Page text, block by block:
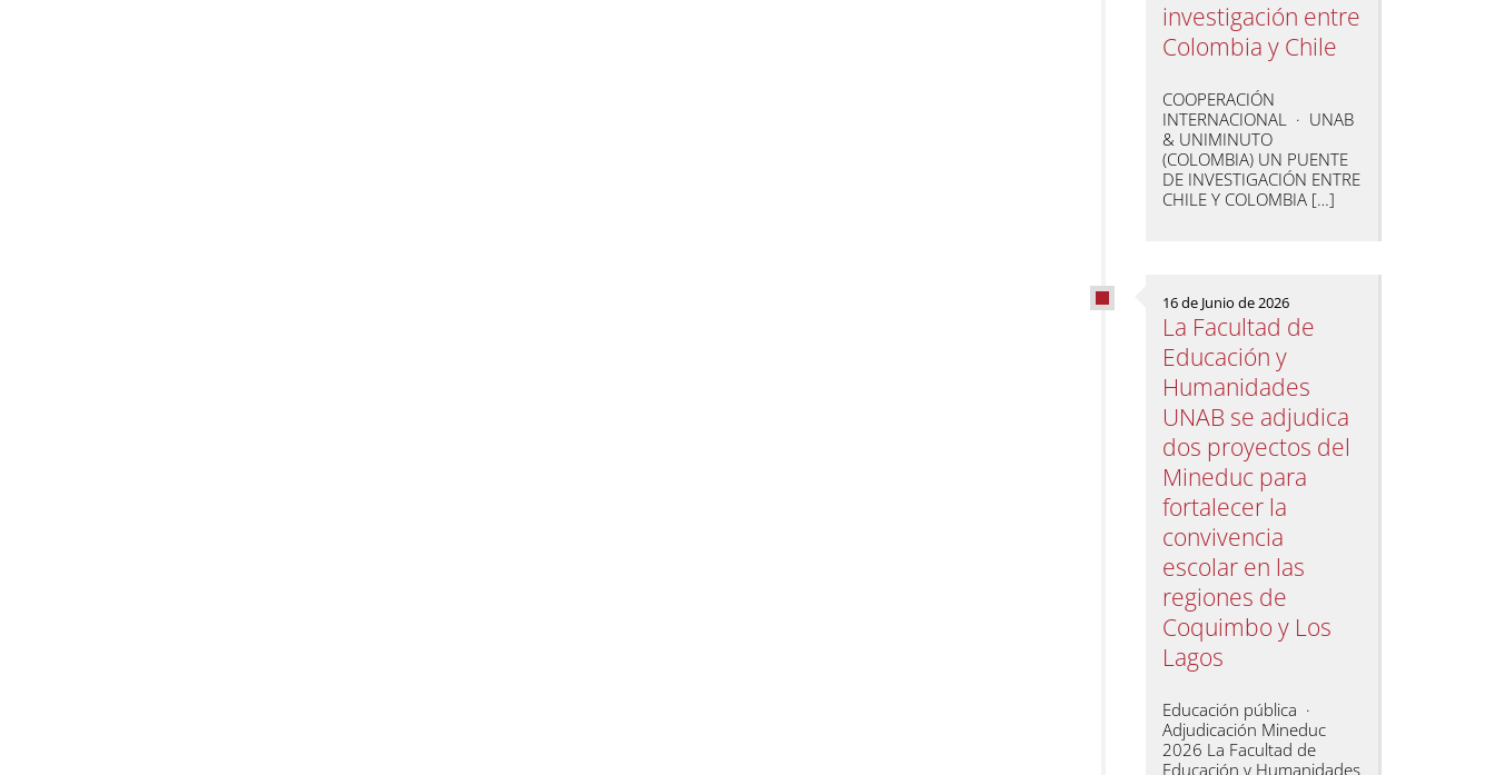
investigación entre
Colombia y Chile
COOPERACIÓN
INTERNACIONAL · UNAB
& UNIMINUTO
(COLOMBIA) UN PUENTE
DE INVESTIGACIÓN ENTRE
CHILE Y COLOMBIA […]
16 de Junio de 2026
La Facultad de
Educación y
Humanidades
UNAB se adjudica
dos proyectos del
Mineduc para
fortalecer la
convivencia
escolar en las
regiones de
Coquimbo y Los
Lagos
Educación pública ·
Adjudicación Mineduc
2026 La Facultad de
Educación y Humanidades